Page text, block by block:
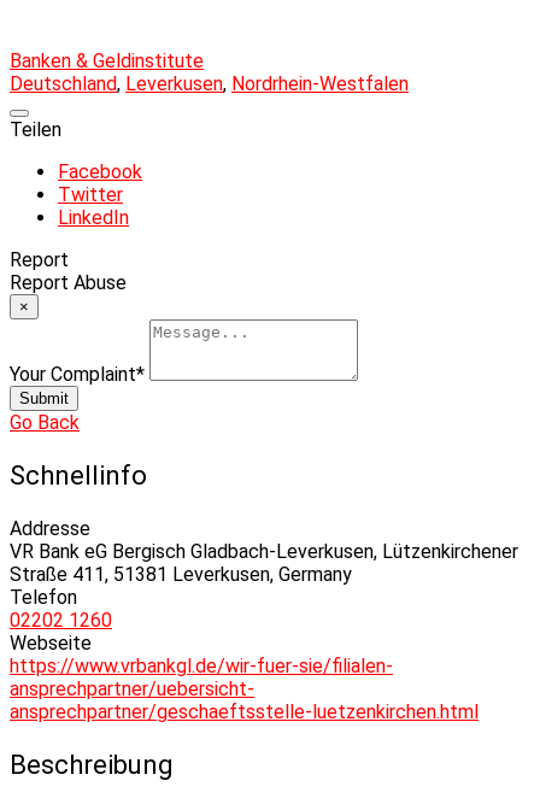
Banken & Geldinstitute
Deutschland, Leverkusen, Nordrhein-Westfalen
Teilen
Facebook
Twitter
LinkedIn
Report
Report Abuse
×
Your Complaint*
Submit
Go Back
Schnellinfo
Addresse
VR Bank eG Bergisch Gladbach-Leverkusen, Lützenkirchener
Straße 411, 51381 Leverkusen, Germany
Telefon
02202 1260
Webseite
https://www.vrbankgl.de/wir-fuer-sie/filialen-
ansprechpartner/uebersicht-
ansprechpartner/geschaeftsstelle-luetzenkirchen.html
Beschreibung